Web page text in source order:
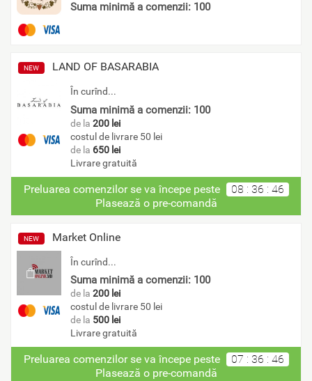
Suma minimă a comenzii: 100
NEW LAND OF BASARABIA
În curînd...
Suma minimă a comenzii: 100
de la 200 lei
costul de livrare 50 lei
de la 650 lei
Livrare gratuită
Preluarea comenzilor se va începe peste 08 : 36 : 46
Plasează o pre-comandă
NEW Market Online
În curînd...
Suma minimă a comenzii: 100
de la 200 lei
costul de livrare 50 lei
de la 500 lei
Livrare gratuită
Preluarea comenzilor se va începe peste 07 : 36 : 46
Plasează o pre-comandă